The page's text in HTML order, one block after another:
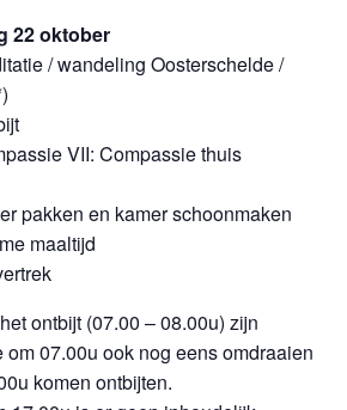
22 oktober
/ wandeling Oosterschelde /
VII: Compassie thuis
pakken en kamer schoonmaken
maaltijd
ontbijt (07.00 – 08.00u) zijn
om 07.00u ook nog eens omdraaien
komen ontbijten.